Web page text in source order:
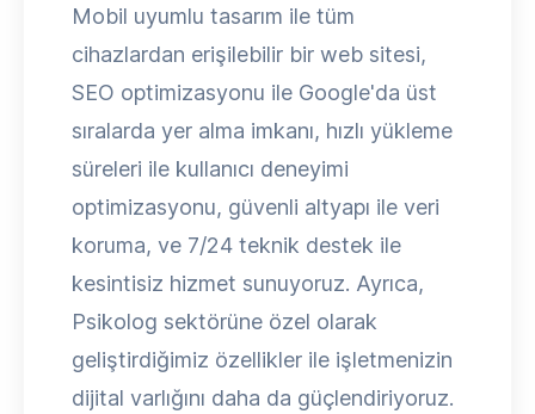
Mobil uyumlu tasarım ile tüm
cihazlardan erişilebilir bir web sitesi,
SEO optimizasyonu ile Google'da üst
sıralarda yer alma imkanı, hızlı yükleme
süreleri ile kullanıcı deneyimi
optimizasyonu, güvenli altyapı ile veri
koruma, ve 7/24 teknik destek ile
kesintisiz hizmet sunuyoruz. Ayrıca,
Psikolog sektörüne özel olarak
geliştirdiğimiz özellikler ile işletmenizin
dijital varlığını daha da güçlendiriyoruz.